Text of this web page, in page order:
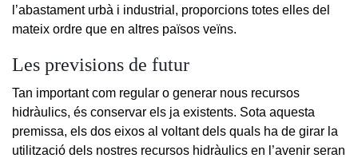
l’abastament urbà i industrial, proporcions totes elles del
mateix ordre que en altres països veïns.
Les previsions de futur
Tan important com regular o generar nous recursos
hidràulics, és conservar els ja existents. Sota aquesta
premissa, els dos eixos al voltant dels quals ha de girar la
utilització dels nostres recursos hidràulics en l’avenir seran